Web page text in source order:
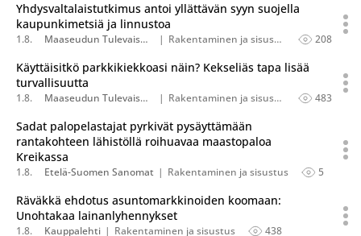
Yhdysvaltalaistutkimus antoi yllättävän syyn suojella
kaupunkimetsiä ja linnustoa
1.8. Maaseudun Tulevaisuus Rakentaminen ja sisustus 208
Käyttäisitkö parkkikiekkoasi näin? Kekseliäs tapa lisää
turvallisuutta
1.8. Maaseudun Tulevaisuus Rakentaminen ja sisustus 483
Sadat palopelastajat pyrkivät pysäyttämään
rantakohteen lähistöllä roihuavaa maastopaloa
Kreikassa
1.8. Etelä-Suomen Sanomat Rakentaminen ja sisustus 5
Räväkkä ehdotus asuntomarkkinoiden koomaan:
Unohtakaa lainanlyhennykset
1.8. Kauppalehti Rakentaminen ja sisustus 438